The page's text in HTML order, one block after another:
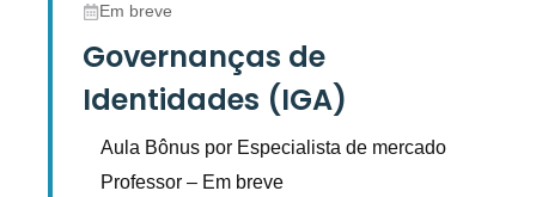
Em breve
Governanças de
Identidades (IGA)
Aula Bônus por Especialista de mercado
Professor – Em breve